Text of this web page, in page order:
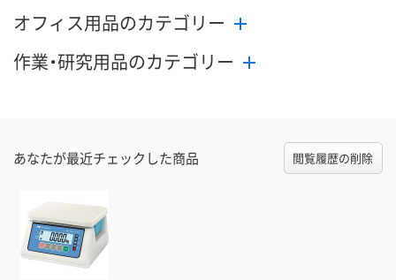
オフィス用品のカテゴリー
作業・研究用品のカテゴリー
あなたが最近チェックした商品 閲覧履歴の削除